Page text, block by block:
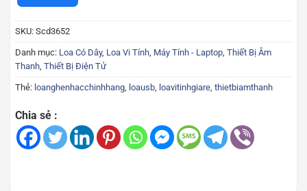
SKU: Scd3652
Danh mục: Loa Có Dây, Loa Vi Tính, Máy Tính - Laptop, Thiết Bị Âm
Thanh, Thiết Bị Điện Tử
Thẻ: loanghenhacchinhhang, loausb, loavitinhgiare, thietbiamthanh
Chia sẻ :